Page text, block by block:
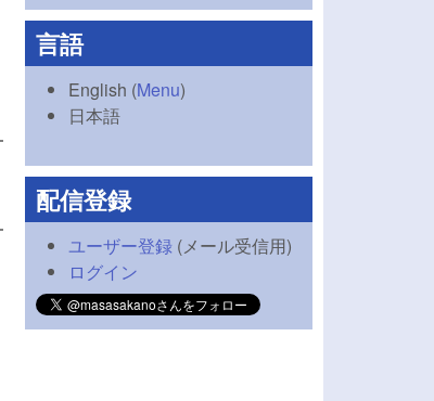
言語
English (Menu)
日本語
配信登録
ユーザー登録 (メール受信用)
ログイン